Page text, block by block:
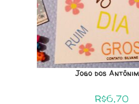
Jogo dos
R$6,70